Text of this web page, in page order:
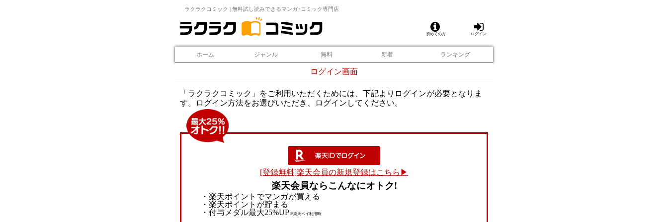
ラクラクコミック | 無料試し読みできるマンガ･コミック専門店
初めての方 ログイン
ホーム ジャンル 無料 新着 ランキング
ログイン画面
「ラクラクコミック」をご利用いただくためには、下記よりログインが必要となりま
す。ログイン方法をお選びいただき、ログインしてください。
[登録無料]楽天会員の新規登録はこちら▶
楽天会員ならこんなにオトク!
・楽天ポイントでマンガが買える
・楽天ポイントが貯まる
・付与メダル最大25%UP※楽天ペイ利用時